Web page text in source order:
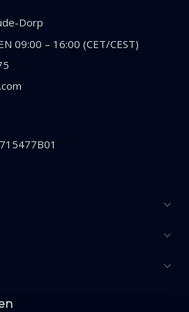
Dorp
09:00 – 16:00 (CET/CEST)